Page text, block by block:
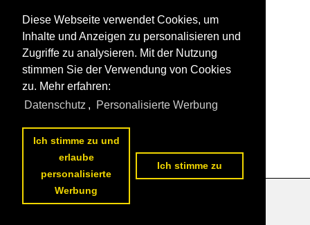
Datenschutzerklärung
Diese Webseite verwendet Cookies, um
Inhalte und Anzeigen zu personalisieren und
Zugriffe zu analysieren. Mit der Nutzung
stimmen Sie der Verwendung von Cookies
zu. Mehr erfahren:
Datenschutz , Personalisierte Werbung
Ich stimme zu und
erlaube
personalisierte
Werbung
Ich stimme zu